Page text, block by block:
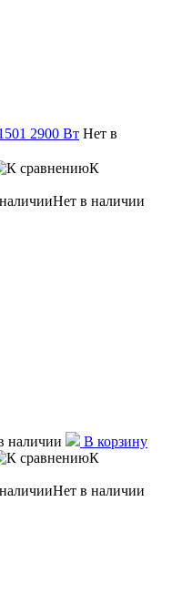
2900 Вт Нет в
К
Нет в наличии
наличии
В корзину
К
Нет в наличии